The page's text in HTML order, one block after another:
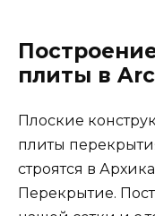
плиты в
Плоские
плиты
строятся в
Перекрытие.